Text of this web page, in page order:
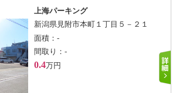
上海パーキング
新潟県見附市本町１丁目５－２１
面積： -
間取り： -
0.4万円